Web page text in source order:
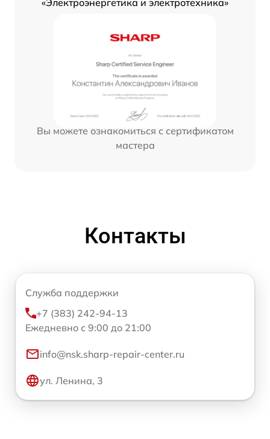
Вы можете ознакомиться с сертификатом
мастера
Контакты
Служба поддержки
+7 (383) 242-94-13
Ежедневно с 9:00 до 21:00
info@nsk.sharp-repair-center.ru
ул. Ленина, 3